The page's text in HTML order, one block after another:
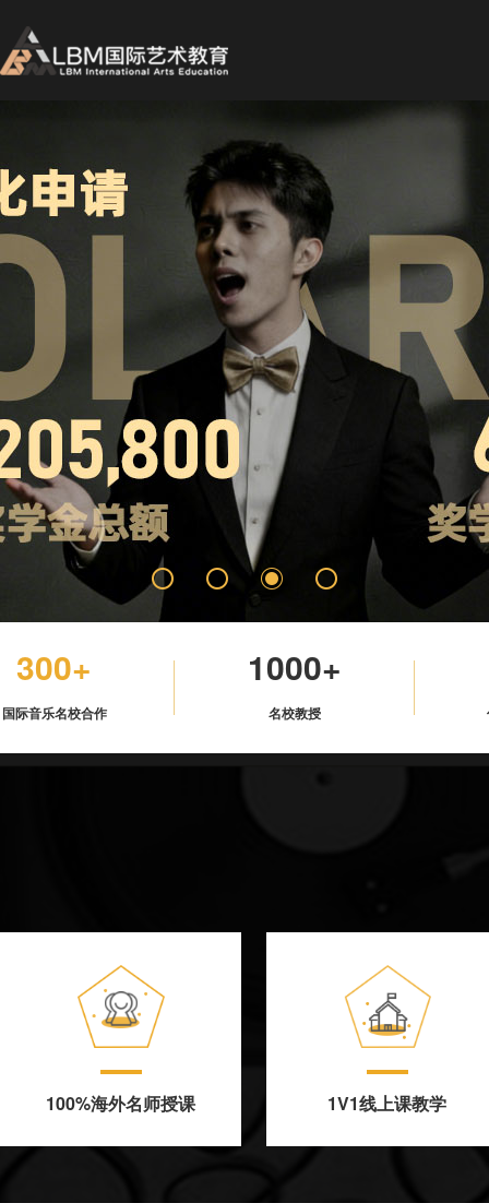
300+
国际音乐名校合作
1000+
名校教授
100%海外名师授课 1V1线上课教学